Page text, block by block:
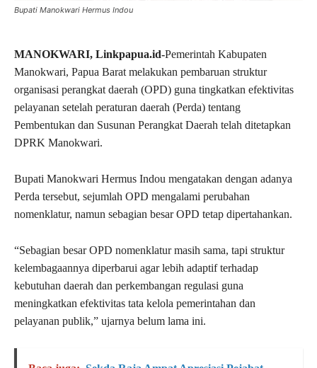
Bupati Manokwari Hermus Indou
MANOKWARI, Linkpapua.id-Pemerintah Kabupaten
Manokwari, Papua Barat melakukan pembaruan struktur
organisasi perangkat daerah (OPD) guna tingkatkan efektivitas
pelayanan setelah peraturan daerah (Perda) tentang
Pembentukan dan Susunan Perangkat Daerah telah ditetapkan
DPRK Manokwari.
Bupati Manokwari Hermus Indou mengatakan dengan adanya
Perda tersebut, sejumlah OPD mengalami perubahan
nomenklatur, namun sebagian besar OPD tetap dipertahankan.
“Sebagian besar OPD nomenklatur masih sama, tapi struktur
kelembagaannya diperbarui agar lebih adaptif terhadap
kebutuhan daerah dan perkembangan regulasi guna
meningkatkan efektivitas tata kelola pemerintahan dan
pelayanan publik,” ujarnya belum lama ini.